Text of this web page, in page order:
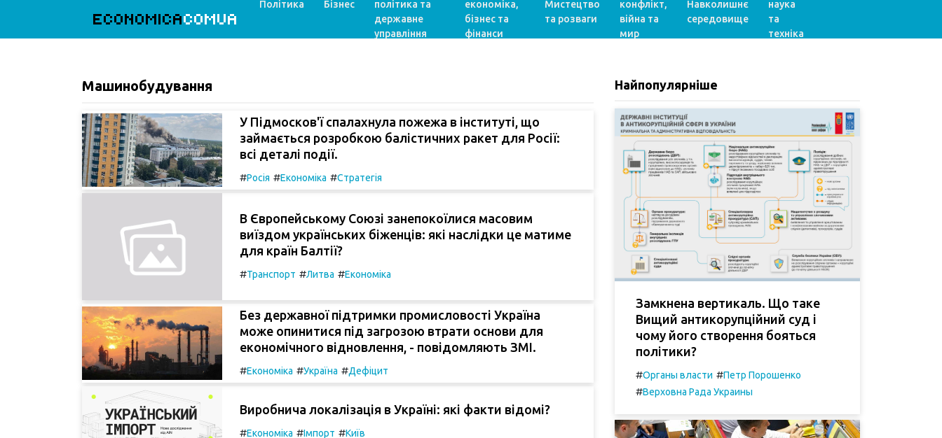
ECONOMICACOMUA
Політика Бізнес
політика та
державне
управління
економіка,
бізнес та
фінанси
Мистецтво
та розваги
конфлікт,
війна та
мир
Навколишнє
середовище
наука
та
техніка
Машинобудування
У Підмосков'ї спалахнула пожежа в інституті, що
займається розробкою балістичних ракет для Росії:
всі деталі події.
#Росія #Економіка #Стратегія
В Європейському Союзі занепокоїлися масовим
виїздом українських біженців: які наслідки це матиме
для країн Балтії?
#Транспорт #Литва #Економіка
Без державної підтримки промисловості Україна
може опинитися під загрозою втрати основи для
економічного відновлення, - повідомляють ЗМІ.
#Економіка #Україна #Дефіцит
Виробнича локалізація в Україні: які факти відомі?
#Економіка #Імпорт #Київ
Найпопулярніше
Замкнена вертикаль. Що таке
Вищий антикорупційний суд і
чому його створення бояться
політики?
#Органы власти #Петр Порошенко
#Верховна Рада Украины